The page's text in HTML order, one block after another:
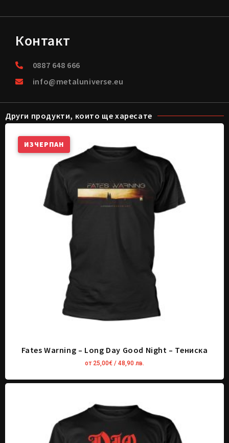
Контакт
0887 648 666
info@metaluniverse.eu
Други продукти, които ще харесате
ИЗЧЕРПАН
Fates Warning – Long Day Good Night – Тениска
от 25,00€ / 48,90 лв.